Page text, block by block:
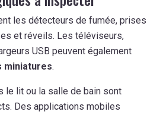
les détecteurs de fumée, prises
et réveils. Les téléviseurs,
USB peuvent également
miniatures.
le lit ou la salle de bain sont
Des applications mobiles